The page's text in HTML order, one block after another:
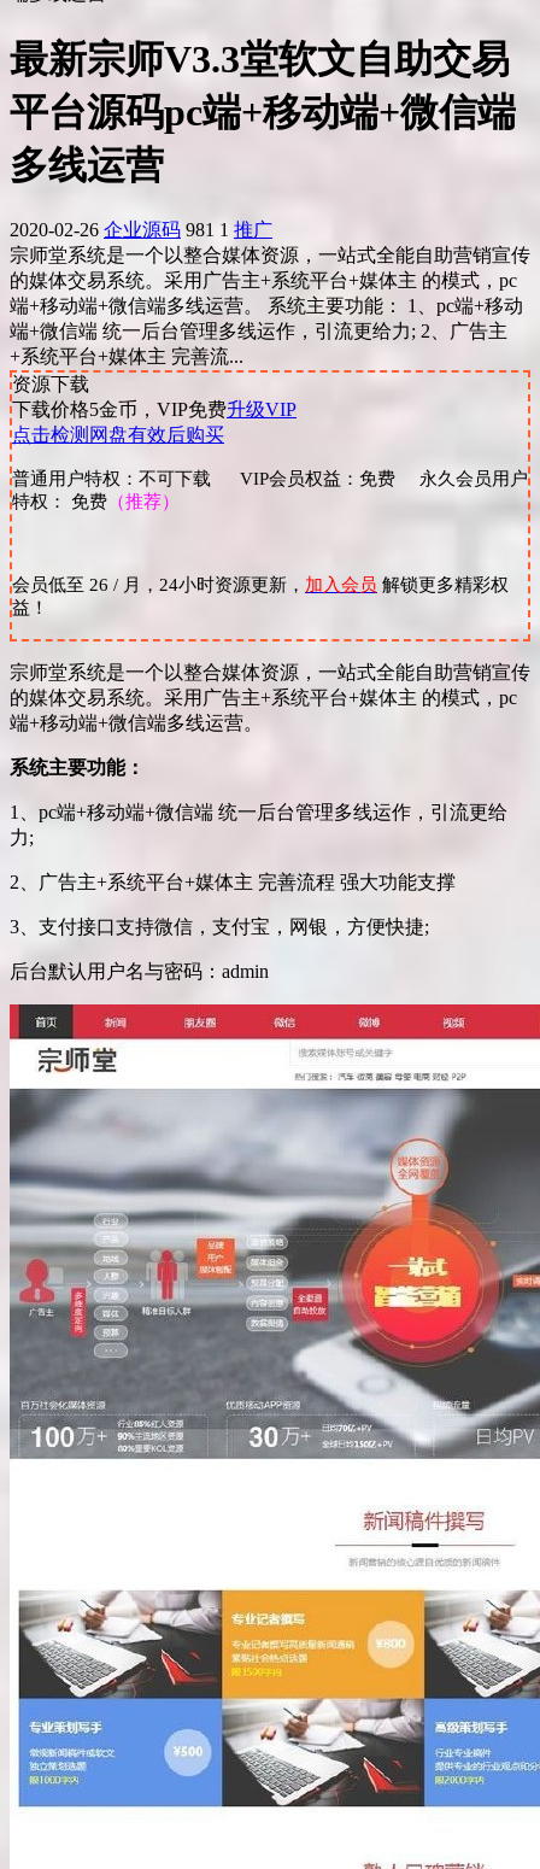
最新宗师V3.3堂软文自助交易
平台源码pc端+移动端+微信端
多线运营
2020-02-26 企业源码 981 1 推广
宗师堂系统是一个以整合媒体资源，一站式全能自助营销宣传
的媒体交易系统。采用广告主+系统平台+媒体主 的模式，pc
端+移动端+微信端多线运营。 系统主要功能： 1、pc端+移动
端+微信端 统一后台管理多线运作，引流更给力; 2、广告主
+系统平台+媒体主 完善流...
资源下载
下载价格5金币，VIP免费升级VIP
点击检测网盘有效后购买
普通用户特权：不可下载 VIP会员权益：免费 永久会员用户
特权： 免费 （推荐）
会员低至 26 / 月，24小时资源更新， 加入会员 解锁更多精彩权
益！
宗师堂系统是一个以整合媒体资源，一站式全能自助营销宣传
的媒体交易系统。采用广告主+系统平台+媒体主 的模式，pc
端+移动端+微信端多线运营。
系统主要功能：
1、pc端+移动端+微信端 统一后台管理多线运作，引流更给
力;
2、广告主+系统平台+媒体主 完善流程 强大功能支撑
3、支付接口支持微信，支付宝，网银，方便快捷;
后台默认用户名与密码：admin